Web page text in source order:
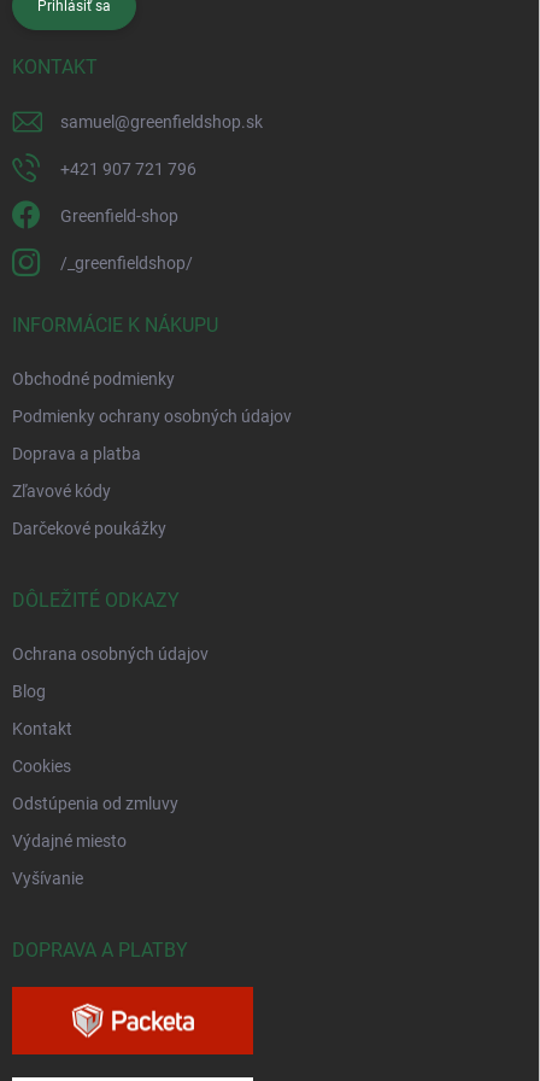
Prihlásiť sa
KONTAKT
samuel @greenfieldshop.sk
+421 907 721 796
Greenfield-shop
/_greenfieldshop/
INFORMÁCIE K NÁKUPU
Obchodné podmienky
Podmienky ochrany osobných údajov
Doprava a platba
Zľavové kódy
Darčekové poukážky
DÔLEŽITÉ ODKAZY
Ochrana osobných údajov
Blog
Kontakt
Cookies
Odstúpenia od zmluvy
Výdajné miesto
Vyšívanie
DOPRAVA A PLATBY